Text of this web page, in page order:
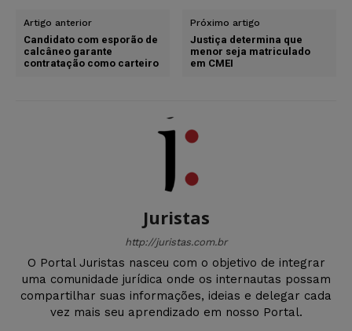
Artigo anterior
Candidato com esporão de
calcâneo garante
contratação como carteiro
Próximo artigo
Justiça determina que
menor seja matriculado
em CMEI
Juristas
http://juristas.com.br
O Portal Juristas nasceu com o objetivo de integrar
uma comunidade jurídica onde os internautas possam
compartilhar suas informações, ideias e delegar cada
vez mais seu aprendizado em nosso Portal.